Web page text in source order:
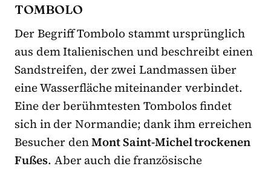
TOMBOLO
Der Begriff Tombolo stammt ursprünglich
aus dem Italienischen und beschreibt einen
Sandstreifen, der zwei Landmassen über
eine Wasserfläche miteinander verbindet.
Eine der berühmtesten Tombolos findet
sich in der Normandie; dank ihm erreichen
Besucher denMont Saint-Michel trockenen
Fußes. Aber auch die französische